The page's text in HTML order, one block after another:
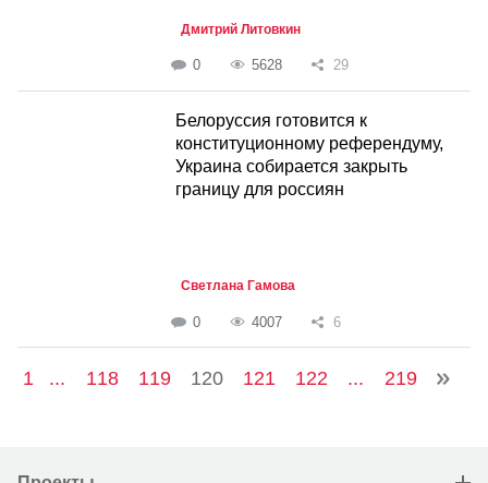
Дмитрий Литовкин
0 5628 29
Белоруссия готовится к
конституционному референдуму,
Украина собирается закрыть
границу для россиян
Светлана Гамова
0 4007 6
1 ... 118 119 120 121 122 ... 219